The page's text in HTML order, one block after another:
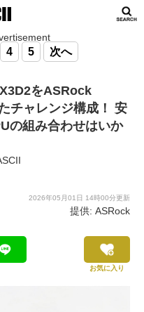
4 5 次へ
をASRock
チャレンジ構成！ 安
の組み合わせはいか
2026年05月01日 14時00分更新
提供: ASRock
お気に入り